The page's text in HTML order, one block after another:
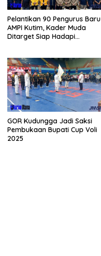
Pelantikan 90 Pengurus Baru
AMPI Kutim, Kader Muda
Ditarget Siap Hadapi
GOR Kudungga Jadi Saksi
Pembukaan Bupati Cup Voli
2025